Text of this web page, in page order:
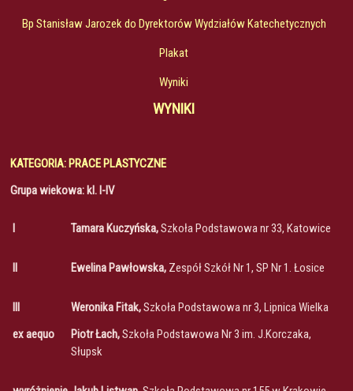
Bp Stanisław Jarozek do Dyrektorów Wydziałów Katechetycznych
Plakat
Wyniki
WYNIKI
KATEGORIA: PRACE PLASTYCZNE
Grupa wiekowa: kl. I-IV
I Tamara Kuczyńska,Szkoła Podstawowa nr 33, Katowice
II Ewelina Pawłowska, Zespół Szkół Nr 1, SP Nr 1. Łosice
III
ex aequo
Weronika Fitak,Szkoła Podstawowa nr 3, Lipnica Wielka
Piotr Łach,Szkoła Podstawowa Nr 3 im. J.Korczaka,
Słupsk